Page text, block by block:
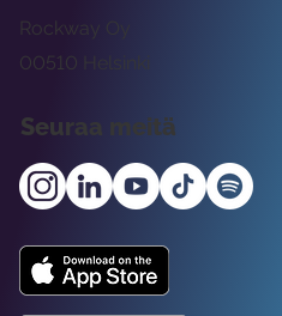
Rockway Oy
00510 Helsinki
Seuraa meitä